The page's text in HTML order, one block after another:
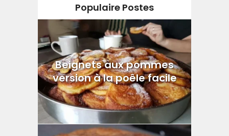
Populaire Postes
Beignets aux pommes
version à la poêle facile